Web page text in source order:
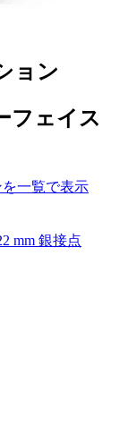
ョン
フェイス
一覧で表示
mm 銀接点